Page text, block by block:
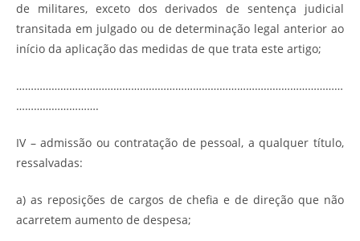
de militares, exceto dos derivados de sentença judicial
transitada em julgado ou de determinação legal anterior ao
início da aplicação das medidas de que trata este artigo;
…………………………………………………………………………………………………
……………………….
IV – admissão ou contratação de pessoal, a qualquer título,
ressalvadas:
a) as reposições de cargos de chefia e de direção que não
acarretem aumento de despesa;